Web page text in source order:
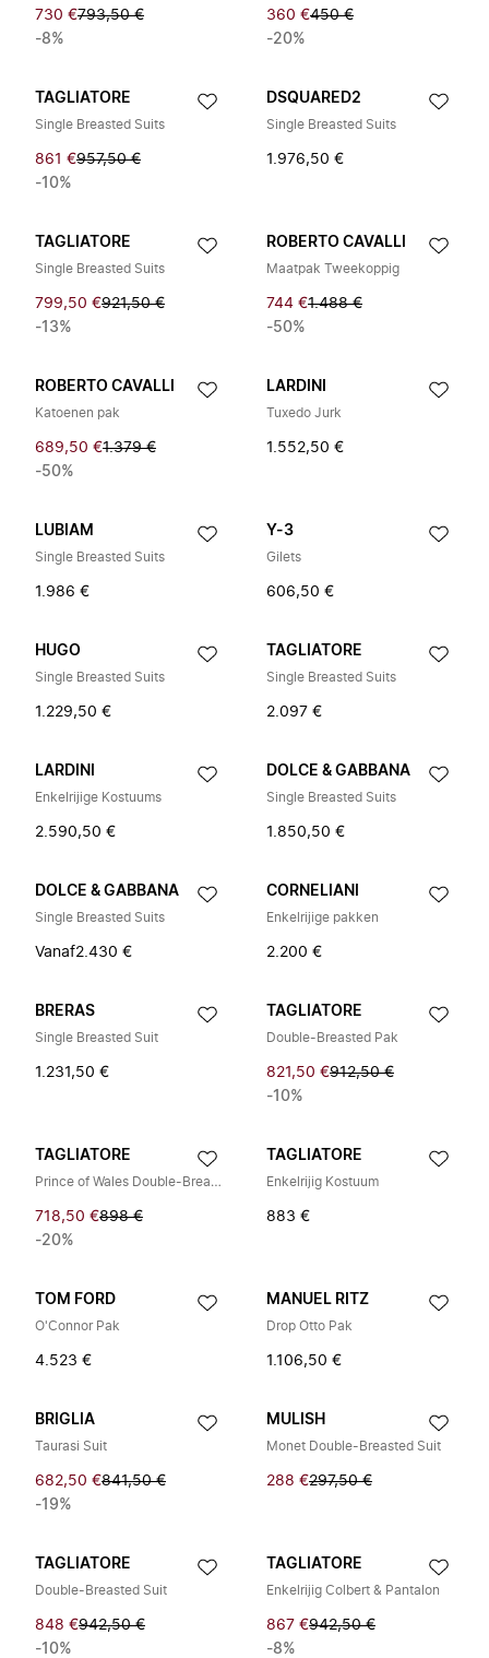
730 €793,50 €
-8%
360 €450 €
-20%
TAGLIATORE
Single Breasted Suits
861 €957,50 €
-10%
DSQUARED2
Single Breasted Suits
1.976,50 €
TAGLIATORE
Single Breasted Suits
799,50 €921,50 €
-13%
ROBERTO CAVALLI
Maatpak Tweekoppig
744 €1.488 €
-50%
ROBERTO CAVALLI
Katoenen pak
689,50 €1.379 €
-50%
LARDINI
Tuxedo Jurk
1.552,50 €
LUBIAM
Single Breasted Suits
1.986 €
Y-3
Gilets
606,50 €
HUGO
Single Breasted Suits
1.229,50 €
TAGLIATORE
Single Breasted Suits
2.097 €
LARDINI
Enkelrijige Kostuums
2.590,50 €
DOLCE & GABBANA
Single Breasted Suits
1.850,50 €
DOLCE & GABBANA
Single Breasted Suits
Vanaf2.430 €
CORNELIANI
Enkelrijige pakken
2.200 €
BRERAS
Single Breasted Suit
1.231,50 €
TAGLIATORE
Double-Breasted Pak
821,50 €912,50 €
-10%
TAGLIATORE
Prince of Wales Double-Breasted Pak
718,50 €898 €
-20%
TAGLIATORE
Enkelrijig Kostuum
883 €
TOM FORD
O'Connor Pak
4.523 €
MANUEL RITZ
Drop Otto Pak
1.106,50 €
BRIGLIA
Taurasi Suit
682,50 €841,50 €
-19%
MULISH
Monet Double-Breasted Suit
288 €297,50 €
TAGLIATORE
Double-Breasted Suit
848 €942,50 €
-10%
TAGLIATORE
Enkelrijig Colbert & Pantalon
867 €942,50 €
-8%